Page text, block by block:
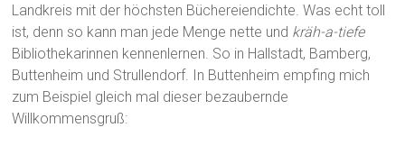
Landkreis mit der höchsten Büchereiendichte. Was echt toll
ist, denn so kann man jede Menge nette und kräh-a-tiefe
Bibliothekarinnen kennenlernen. So in Hallstadt, Bamberg,
Buttenheim und Strullendorf. In Buttenheim empfing mich
zum Beispiel gleich mal dieser bezaubernde
Willkommensgruß: